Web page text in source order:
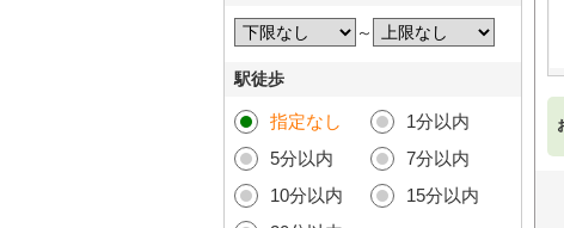
～
駅徒歩
指定なし
1分以内
5分以内
7分以内
10分以内
15分以内